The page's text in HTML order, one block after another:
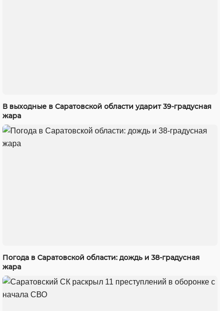
В выходные в Саратовской области ударит 39-градусная
жара
Погода в Саратовской области: дождь и 38-градусная
жара